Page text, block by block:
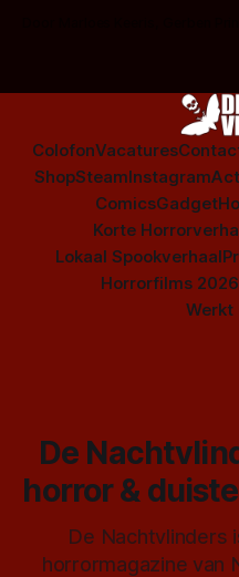
ColofonVacatures
ShopSteamInstagram
ComicsGadget
Korte
Lokaal Spookverhaal
Horrorfilms 2026
Werkt
De
horror &
De Nachtvlinders
horrormagazine van